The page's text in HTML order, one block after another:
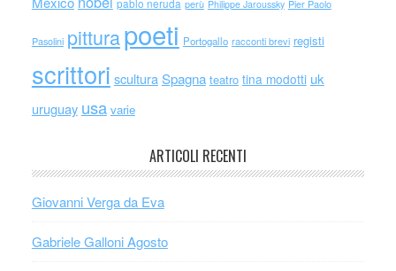
pablo neruda perù Philippe Jaroussky Pier Paolo
Pasolini pitturapoeti Portogallo racconti brevi registi
scrittori sculturaSpagna teatro tina modotti uk
uruguay usa varie
ARTICOLI RECENTI
Giovanni Verga da Eva
Gabriele Galloni Agosto